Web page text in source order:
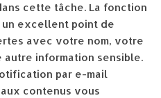
cette tâche. La fonction
excellent point de
avec votre nom, votre
autre information sensible.
par e-mail
contenus vous